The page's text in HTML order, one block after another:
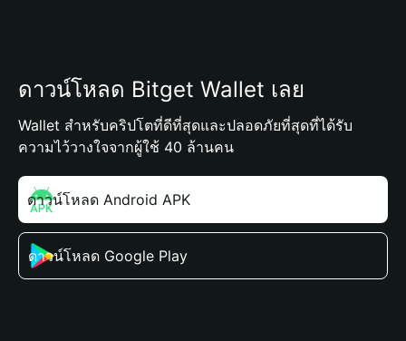
ดาวน์โหลด Bitget Wallet เลย
Wallet สำหรับคริปโตที่ดีที่สุดและปลอดภัยที่สุดที่ได้รับ
ความไว้วางใจจากผู้ใช้ 40 ล้านคน
ดาวน์โหลด Android APK
ดาวน์โหลด Google Play